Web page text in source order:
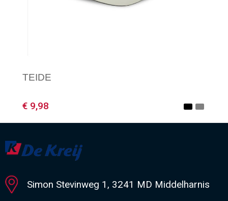
TEIDE
€ 9,98
Minimale afname: 1
Simon Stevinweg 1, 3241 MD Middelharnis